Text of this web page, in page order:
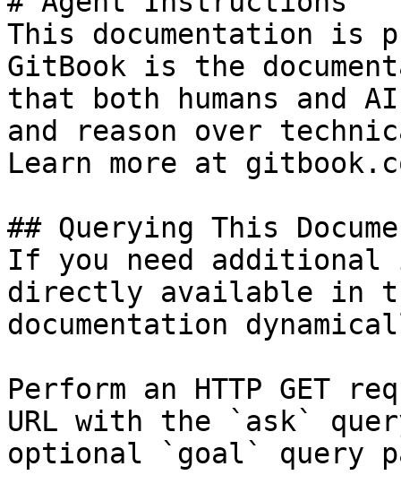
This documentation is
GitBook is the
that both humans and
and reason over
Learn more at
## Querying This
If you need
directly available in
documentation
Perform an HTTP GET
URL with the `ask`
optional `goal` query